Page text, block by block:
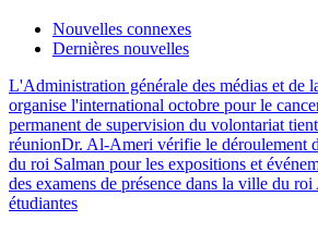
Nouvelles connexes
Dernières nouvelles
L'Administration générale des médias et de
organise l'international octobre pour le
permanent de supervision du volontariat
réunionDr. Al-Ameri vérifie le déroulement
du roi Salman pour les expositions et
des examens de présence dans la ville du
étudiantes